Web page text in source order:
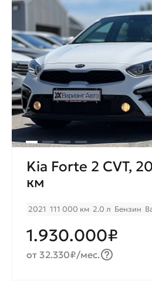
Kia Forte 2 CVT,
км
2021 111 000 км 2.0 л Бензин
1.930.000₽
от 32.330₽/мес.